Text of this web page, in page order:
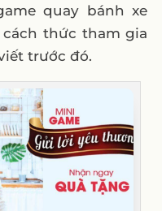
quay bánh xe
thức tham gia
trước đó.